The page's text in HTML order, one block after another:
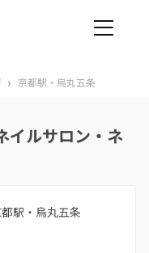
› 京都駅・烏丸五条
イルサロン・ネ
駅・烏丸五条